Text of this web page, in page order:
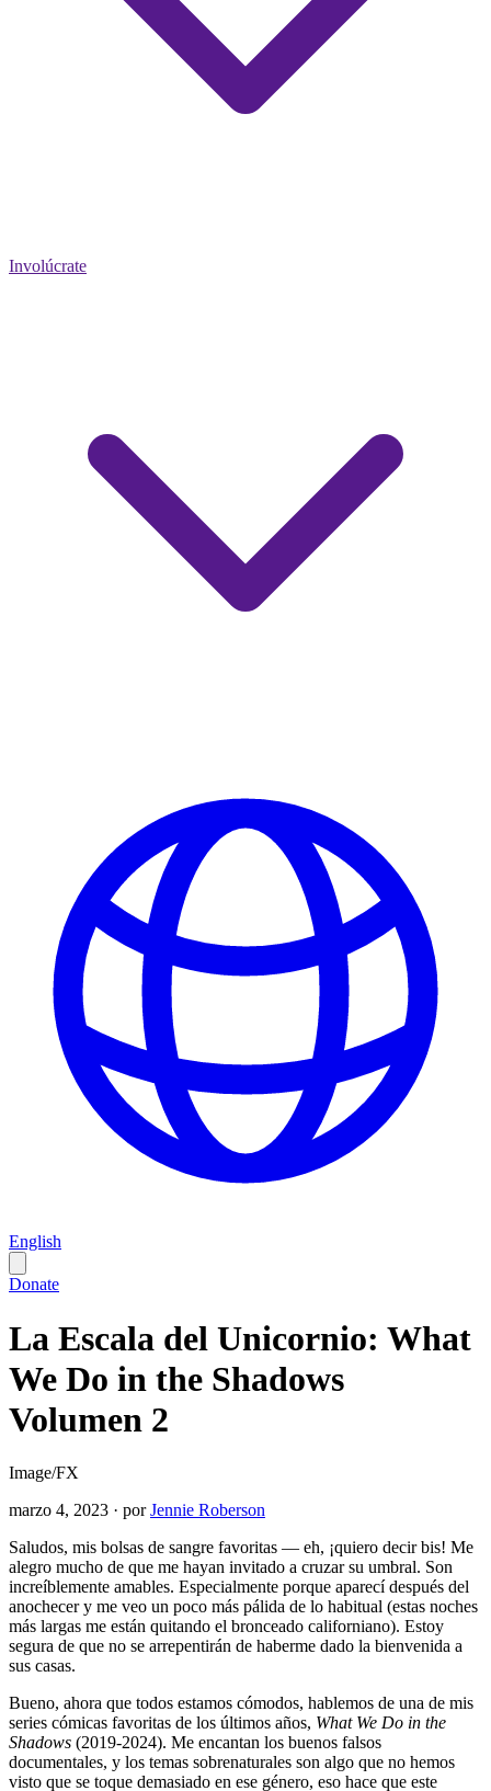
Involúcrate
English
Donate
La Escala del Unicornio: What
We Do in the Shadows
Volumen 2
Image/FX
marzo 4, 2023 · porJennie Roberson
Saludos, mis bolsas de sangre favoritas — eh, ¡quiero decir bis! Me
alegro mucho de que me hayan invitado a cruzar su umbral. Son
increíblemente amables. Especialmente porque aparecí después del
anochecer y me veo un poco más pálida de lo habitual (estas noches
más largas me están quitando el bronceado californiano). Estoy
segura de que no se arrepentirán de haberme dado la bienvenida a
sus casas.
Bueno, ahora que todos estamos cómodos, hablemos de una de mis
series cómicas favoritas de los últimos años, What We Do in the
Shadows (2019-2024). Me encantan los buenos falsos
documentales, y los temas sobrenaturales son algo que no hemos
visto que se toque demasiado en ese género, eso hace que este